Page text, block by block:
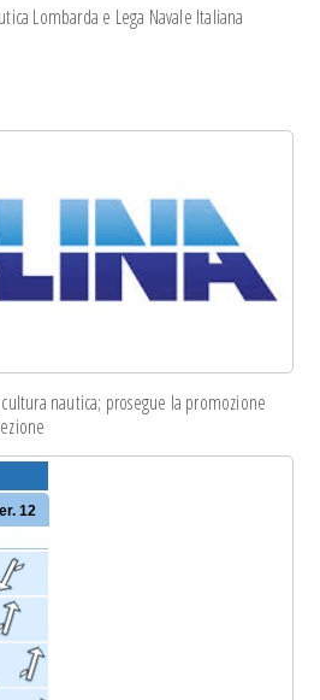
Lombarda e Lega Navale Italiana
nautica; prosegue la promozione